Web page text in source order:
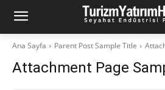
Ana Sayfa Parent Post Sample Title
Attachment Page